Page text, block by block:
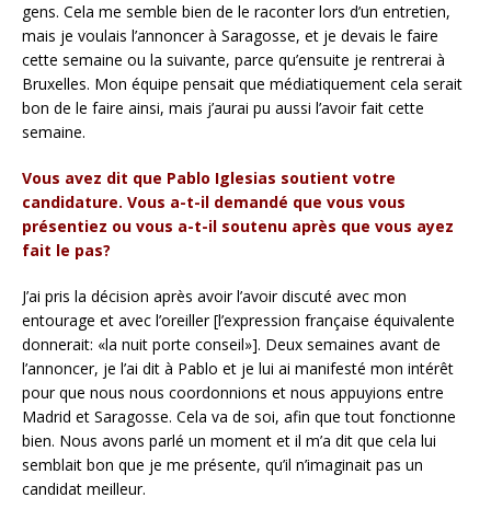
gens. Cela me semble bien de le raconter lors d’un entretien,
mais je voulais l’annoncer à Saragosse, et je devais le faire
cette semaine ou la suivante, parce qu’ensuite je rentrerai à
Bruxelles. Mon équipe pensait que médiatiquement cela serait
bon de le faire ainsi, mais j’aurai pu aussi l’avoir fait cette
semaine.
Vous avez dit que Pablo Iglesias soutient votre
candidature. Vous a-t-il demandé que vous vous
présentiez ou vous a-t-il soutenu après que vous ayez
fait le pas?
J’ai pris la décision après avoir l’avoir discuté avec mon
entourage et avec l’oreiller [l’expression française équivalente
donnerait: «la nuit porte conseil»]. Deux semaines avant de
l’annoncer, je l’ai dit à Pablo et je lui ai manifesté mon intérêt
pour que nous nous coordonnions et nous appuyions entre
Madrid et Saragosse. Cela va de soi, afin que tout fonctionne
bien. Nous avons parlé un moment et il m’a dit que cela lui
semblait bon que je me présente, qu’il n’imaginait pas un
candidat meilleur.